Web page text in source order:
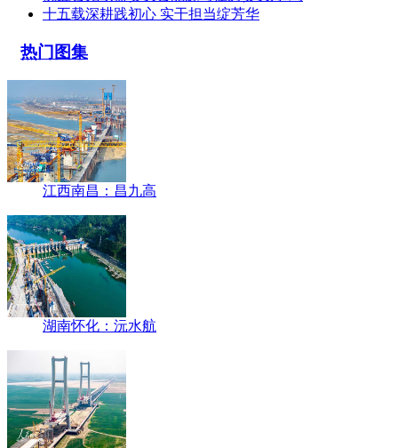
十五载深耕践初心 实干担当绽芳华
热门图集
江西南昌：昌九高
湖南怀化：沅水航